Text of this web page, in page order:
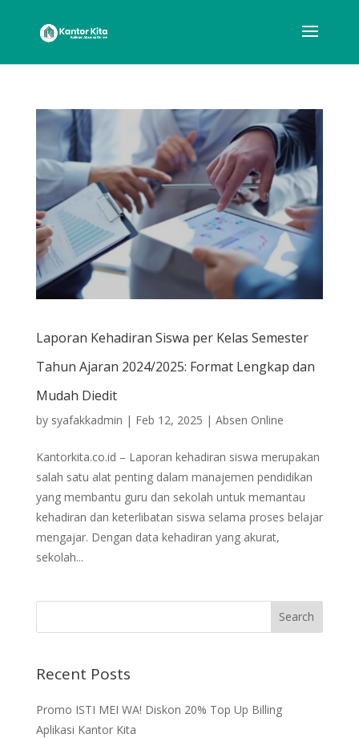
Laporan Kehadiran Siswa per Kelas Semester
Tahun Ajaran 2024/2025: Format Lengkap dan
Mudah Diedit
by syafakkadmin | Feb 12, 2025 | Absen Online
Kantorkita.co.id – Laporan kehadiran siswa merupakan
salah satu alat penting dalam manajemen pendidikan
yang membantu guru dan sekolah untuk memantau
kehadiran dan keterlibatan siswa selama proses belajar
mengajar. Dengan data kehadiran yang akurat,
sekolah...
Recent Posts
Promo ISTI MEI WA! Diskon 20% Top Up Billing
Aplikasi Kantor Kita